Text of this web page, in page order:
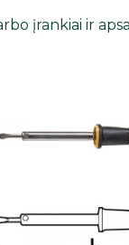
įrankiai ir